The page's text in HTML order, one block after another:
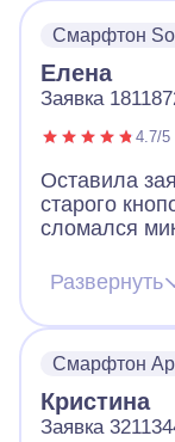
Смарфтон
Елена
Заявка
4.7/5
Оставила
старого
сломался
назначил
приедет
случилось.
Большое
Развернуть
Смарфтон
Кристина
Заявка